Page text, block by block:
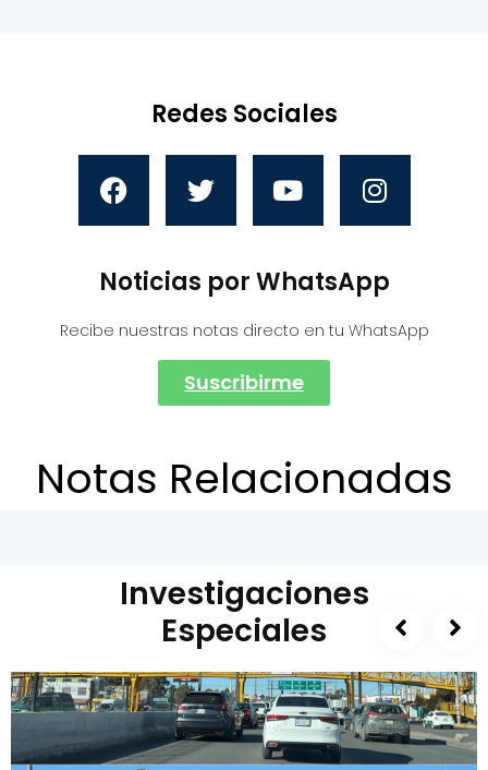
Redes Sociales
Noticias por WhatsApp
Recibe nuestras notas directo en tu WhatsApp
Suscribirme
Notas Relacionadas
Investigaciones
Especiales